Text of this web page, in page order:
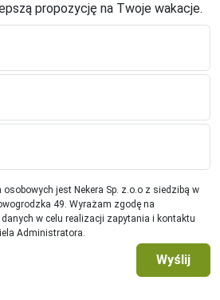
w restauracji.
posiłkami. Śniadania i kolacje w
Wymagane wcześniejsze zgłoszenie.
14:00, wyjazd do godz. 10:00.
propozycję na Twoje wakacje.
jest Nekera Sp. z.o.o z siedzibą w
49. Wyrażam zgodę na
w celu realizacji zapytania i kontaktu
Administratora.
Wyślij